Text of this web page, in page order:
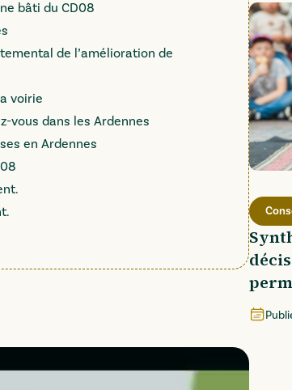
bâti du CD08
de l’amélioration de
voirie
vous dans les Ardennes
en Ardennes